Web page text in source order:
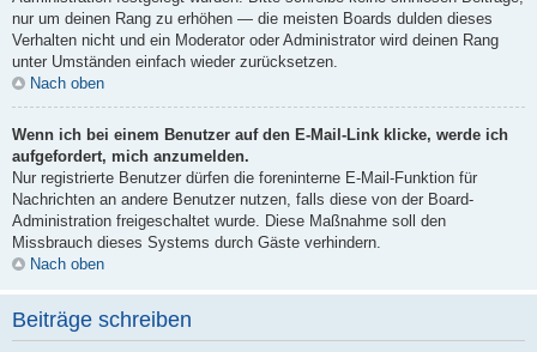
nur um deinen Rang zu erhöhen — die meisten Boards dulden dieses
Verhalten nicht und ein Moderator oder Administrator wird deinen Rang
unter Umständen einfach wieder zurücksetzen.
Nach oben
Wenn ich bei einem Benutzer auf den E-Mail-Link klicke, werde ich
aufgefordert, mich anzumelden.
Nur registrierte Benutzer dürfen die foreninterne E-Mail-Funktion für
Nachrichten an andere Benutzer nutzen, falls diese von der Board-
Administration freigeschaltet wurde. Diese Maßnahme soll den
Missbrauch dieses Systems durch Gäste verhindern.
Nach oben
Beiträge schreiben